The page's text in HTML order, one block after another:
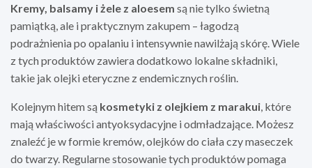
Kremy, balsamy i żele z aloesem są nie tylko świetną
pamiątką, ale i praktycznym zakupem – łagodzą
podrażnienia po opalaniu i intensywnie nawilżają skórę. Wiele
z tych produktów zawiera dodatkowo lokalne składniki,
takie jak olejki eteryczne z endemicznych roślin.
Kolejnym hitem są kosmetyki z olejkiem z marakui , które
mają właściwości antyoksydacyjne i odmładzające. Możesz
znaleźć je w formie kremów, olejków do ciała czy maseczek
do twarzy. Regularne stosowanie tych produktów pomaga